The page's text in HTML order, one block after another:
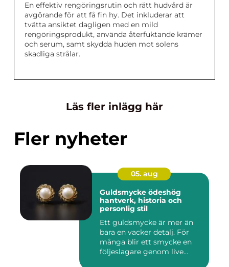
En effektiv rengöringsrutin och rätt hudvård är
avgörande för att få fin hy. Det inkluderar att
tvätta ansiktet dagligen med en mild
rengöringsprodukt, använda återfuktande krämer
och serum, samt skydda huden mot solens
skadliga strålar.
Läs fler inlägg här
Fler nyheter
05. aug
Guldsmycke ödeshög
hantverk, historia och
personlig stil
Ett guldsmycke är mer än
bara en vacker detalj. För
många blir ett smycke en
följeslagare genom live...